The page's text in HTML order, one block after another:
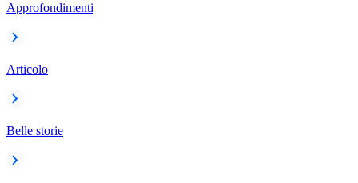
Approfondimenti
Articolo
Belle storie